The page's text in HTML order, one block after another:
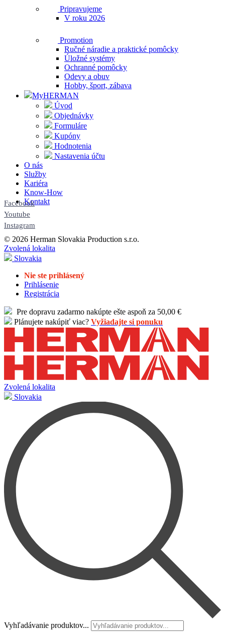
Pripravujeme
V roku 2026
Promotion
Ručné náradie a praktické pomôcky
Úložné systémy
Ochranné pomôcky
Odevy a obuv
Hobby, šport, zábava
MyHERMAN
Úvod
Objednávky
Formuláre
Kupóny
Hodnotenia
Nastavenia účtu
O nás
Služby
Kariéra
Know-How
Kontakt
Facebook
Youtube
Instagram
© 2026 Herman Slovakia Production s.r.o.
Zvolená lokalita
Slovakia
Nie ste prihlásený
Prihlásenie
Registrácia
Pre dopravu zadarmo nakúpte ešte aspoň za 50,00 €
Plánujete nakúpiť viac? Vyžiadajte si ponuku
Zvolená lokalita
Slovakia
Vyhľadávanie produktov...